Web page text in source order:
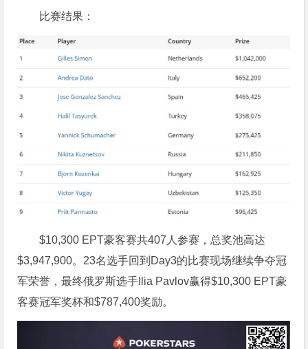
比赛结果：
$10,300 EPT豪客赛共407人参赛，总奖池高达
$3,947,900。23名选手回到Day3的比赛现场继续争夺冠
军荣誉，最终俄罗斯选手Ilia Pavlov赢得$10,300 EPT豪
客赛冠军奖杯和$787,400奖励。